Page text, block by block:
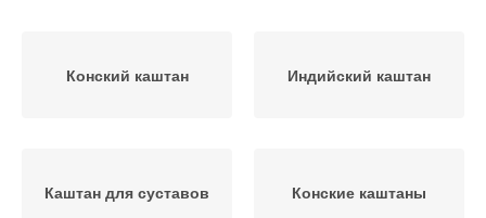
Конский каштан Индийский каштан
Каштан для суставов Конские каштаны